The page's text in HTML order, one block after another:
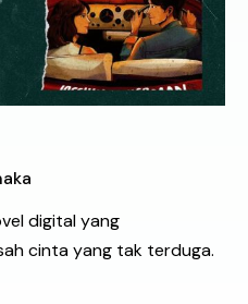
digital yang
cinta yang tak terduga.